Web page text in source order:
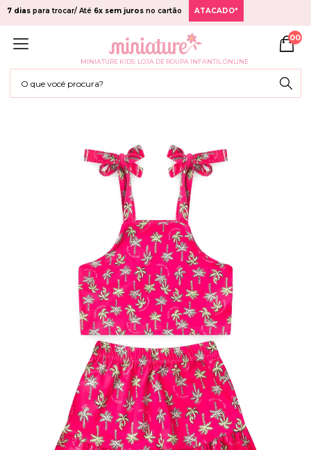
7 dias para trocar/ Até 6x sem juros no cartão ATACADO*
MINIATURE KIDS: LOJA DE ROUPA INFANTIL ONLINE
00